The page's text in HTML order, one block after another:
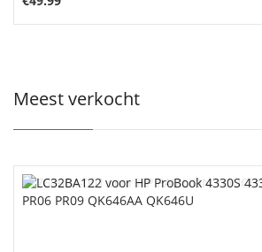
Meest verkocht